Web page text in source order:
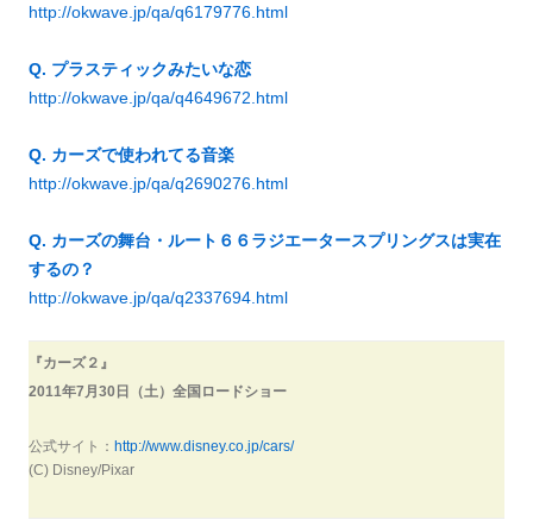
http://okwave.jp/qa/q6179776.html
Q. プラスティックみたいな恋
http://okwave.jp/qa/q4649672.html
Q. カーズで使われてる音楽
http://okwave.jp/qa/q2690276.html
Q. カーズの舞台・ルート６６ラジエータースプリングスは実在
するの？
http://okwave.jp/qa/q2337694.html
『カーズ２』
2011年7月30日（土）全国ロードショー
公式サイト： http://www.disney.co.jp/cars/
(C) Disney/Pixar